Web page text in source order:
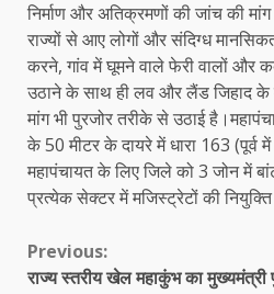
निर्माण और अतिक्रमणों की जांच की
राज्यों से आए लोगों और संदिग्ध
करने, गांव में घूमने वाले फेरी वालों और
उठाने के साथ ही लव और लैंड जिहाद के
मांग भी पुरजोर तरीके से उठाई
के 50 मीटर के दायरे में धारा 163 (पूर्व
महापंचायत के लिए जिले को 3 जोन में
प्रत्येक सेक्टर में मजिस्ट्रेटों की
Continue
Previous:
राज्य स्तरीय खेल महाकुंभ का मुख्यमंत्री